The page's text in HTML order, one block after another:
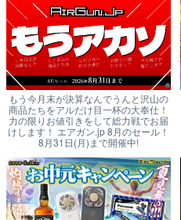
もう今月末が決算なんでうんと沢山の
商品たちをアルだけ目一杯の大奉仕！
力の限りお値引きをして総力戦でお届
けします！ エアガン.jp 8月のセール！
8月31日(月)まで開催中!